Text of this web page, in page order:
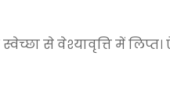
से वेश्यावृत्ति में